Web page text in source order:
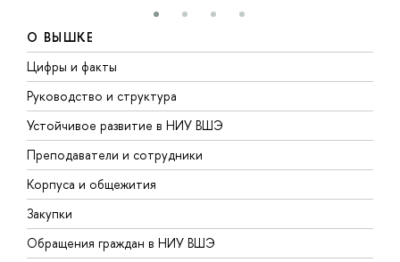
О ВЫШКЕ
Цифры и факты
Руководство и структура
Устойчивое развитие в НИУ ВШЭ
Преподаватели и сотрудники
Корпуса и общежития
Закупки
Обращения граждан в НИУ ВШЭ